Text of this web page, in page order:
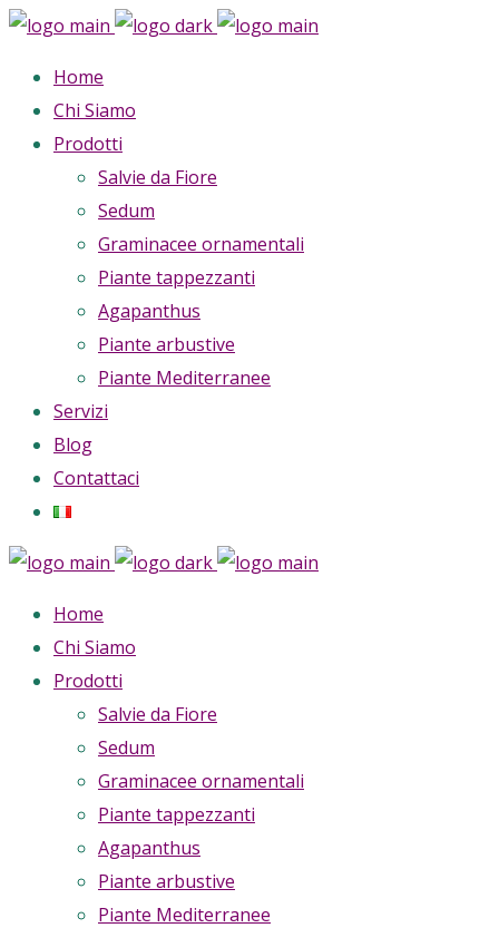
Home
Chi Siamo
Prodotti
Salvie da Fiore
Sedum
Graminacee ornamentali
Piante tappezzanti
Agapanthus
Piante arbustive
Piante Mediterranee
Servizi
Blog
Contattaci
Home
Chi Siamo
Prodotti
Salvie da Fiore
Sedum
Graminacee ornamentali
Piante tappezzanti
Agapanthus
Piante arbustive
Piante Mediterranee